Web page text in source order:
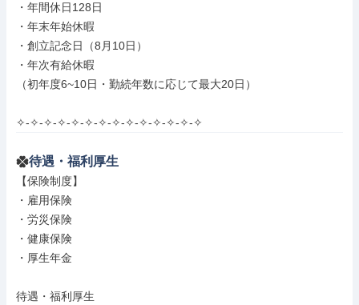
・年間休日128日
・年末年始休暇
・創立記念日（8月10日）
・年次有給休暇
（初年度6~10日・勤続年数に応じて最大20日）
✧-✧-✧-✧-✧-✧-✧-✧-✧-✧-✧-✧-✧-✧
待遇・福利厚生
【保険制度】
・雇用保険
・労災保険
・健康保険
・厚生年金
待遇・福利厚生